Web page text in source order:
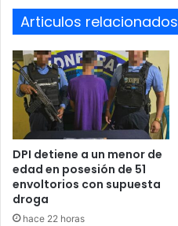
Articulos relacionados
DPI detiene a un menor de
edad en posesión de 51
envoltorios con supuesta
droga
hace 22 horas